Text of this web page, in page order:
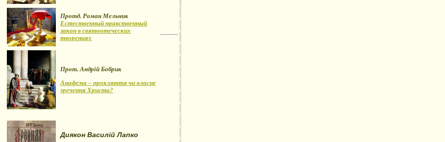
Протд. Роман Мельник
Естественный нравственный
закон в святоотеческих
творениях
Прот. Андрій Бобрик
Анафема – прокляття чи власне
зречення Христа?
Диякон Василій Лапко